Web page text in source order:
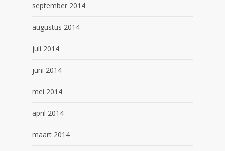
september 2014
augustus 2014
juli 2014
juni 2014
mei 2014
april 2014
maart 2014